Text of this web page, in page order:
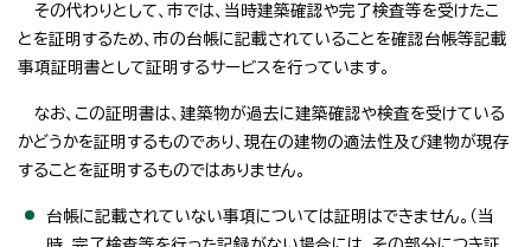
その代わりとして、市では、当時建築確認や完了検査等を受けたこ
とを証明するため、市の台帳に記載されていることを確認台帳等記載
事項証明書として証明するサービスを行っています。
なお、この証明書は、建築物が過去に建築確認や検査を受けている
かどうかを証明するものであり、現在の建物の適法性及び建物が現存
することを証明するものではありません。
台帳に記載されていない事項については証明はできません。（当